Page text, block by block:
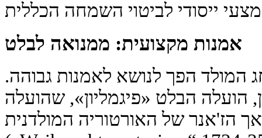
אמנות מקצועית: ממנואה לבלט
המולד הפך לנושא לאמנות גבוהה.
1734 בלונדון, הועלה הבלט «פיגמליון», שהועלה
הז'אנר של האורטוריה המולדנית